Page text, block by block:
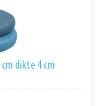
dikte 4 cm